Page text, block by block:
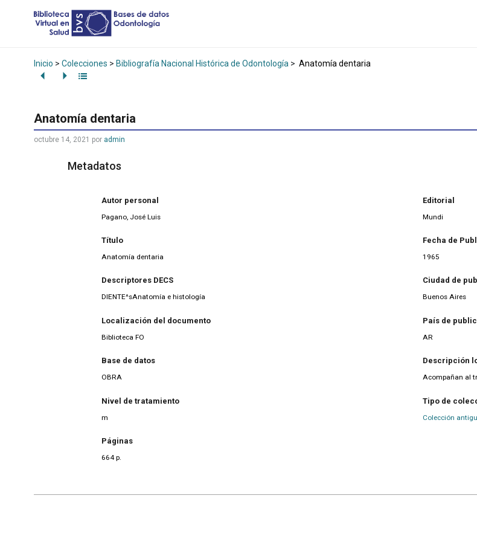
Inicio > Colecciones > Bibliografía Nacional Histórica de Odontología > Anatomía dentaria
Anatomía dentaria
octubre 14, 2021 por admin
Metadatos
Autor personal
Pagano, José Luis
Título
Anatomía dentaria
Descriptores DECS
DIENTE^sAnatomía e histología
Localización del documento
Biblioteca FO
Base de datos
OBRA
Nivel de tratamiento
m
Páginas
664 p.
Editorial
Mundi
Fecha de
1965
Ciudad de
Buenos Aires
País de
AR
Descripción
Acompañan al
Tipo de
Colección